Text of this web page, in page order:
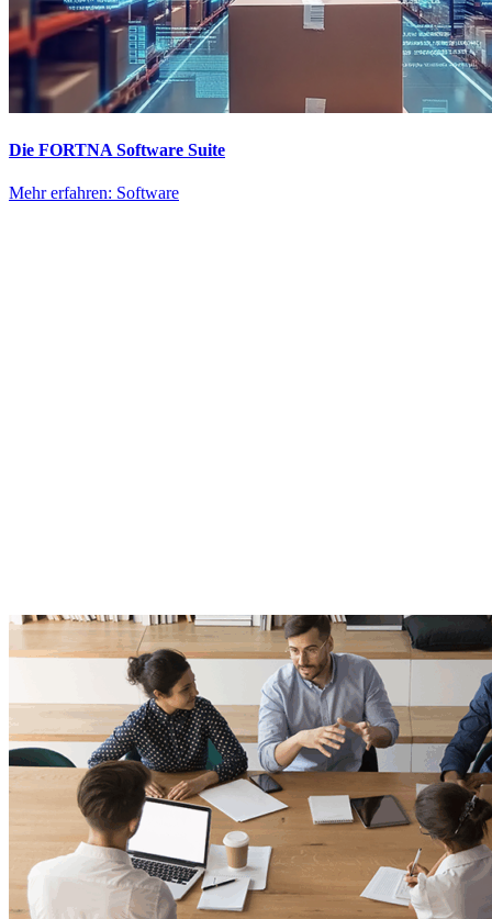
Die FORTNA Software Suite
Mehr erfahren: Software